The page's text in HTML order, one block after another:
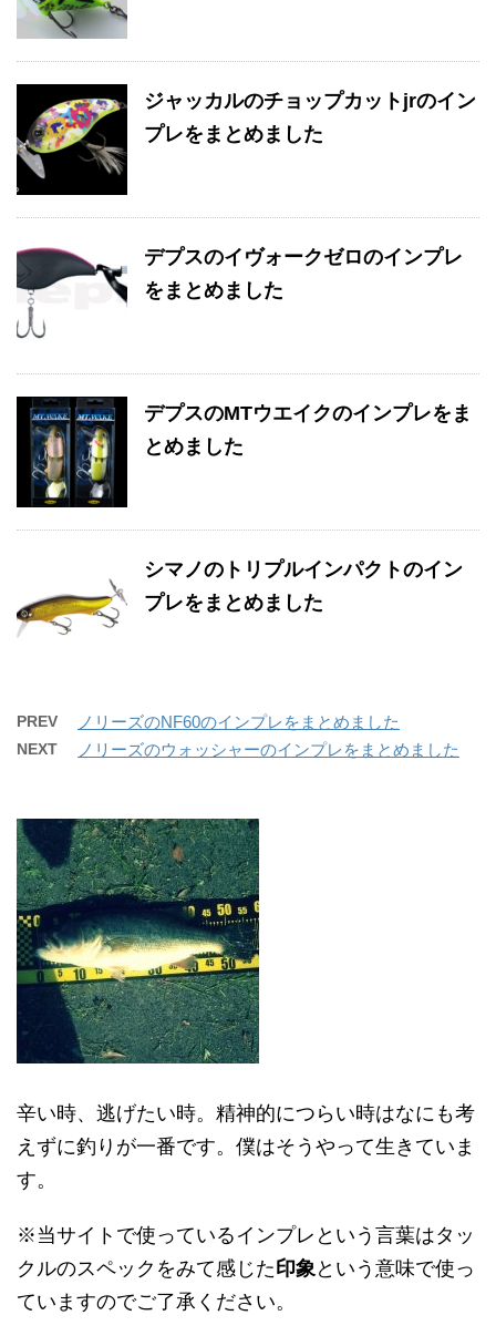
ジャッカルのチョップカットjrのイン
プレをまとめました
デプスのイヴォークゼロのインプレ
をまとめました
デプスのMTウエイクのインプレをま
とめました
シマノのトリプルインパクトのイン
プレをまとめました
PREV ノリーズのNF60のインプレをまとめました
NEXT ノリーズのウォッシャーのインプレをまとめました
辛い時、逃げたい時。精神的につらい時はなにも考
えずに釣りが一番です。僕はそうやって生きていま
す。
※当サイトで使っているインプレという言葉はタッ
クルのスペックをみて感じた印象という意味で使っ
ていますのでご了承ください。